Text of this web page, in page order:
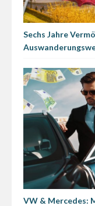
Sechs Jahre
VW & Mercedes: